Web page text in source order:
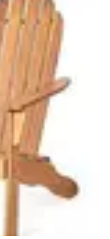
IngrédientsDécouvertes